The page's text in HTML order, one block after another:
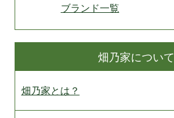
ブランド一覧
畑乃家について
畑乃家とは？